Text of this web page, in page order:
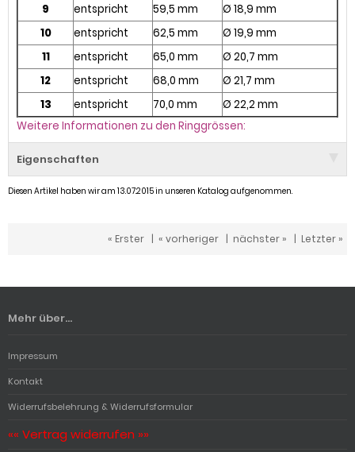
9
entspricht 59,5 mm
Ø 18,9 mm
10
entspricht 62,5 mm
Ø 19,9 mm
11
entspricht 65,0 mm
Ø 20,7 mm
12
entspricht 68,0 mm
Ø 21,7 mm
13
entspricht 70,0 mm
Ø 22,2 mm
Weitere Informationen zu den Ringgrössen:
Eigenschaften
Diesen Artikel haben wir am 13.07.2015 in unseren Katalog aufgenommen.
« Erster | « vorheriger | nächster » | Letzter »
Mehr über...
Impressum
Kontakt
Widerrufsbelehrung & Widerrufsformular
«« Vertrag widerrufen »»